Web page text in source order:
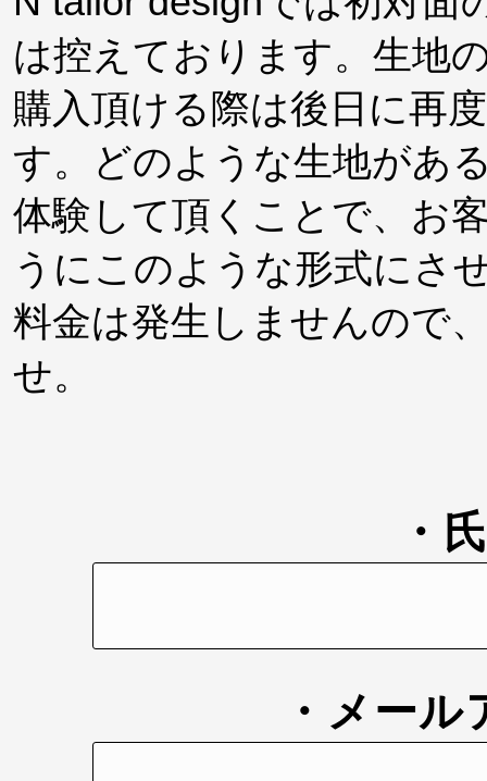
は控えております。生地
購入頂ける際は後日に再
す。どのような生地があ
体験して頂くことで、お
うにこのような形式にさ
料金は発生しませんので
せ。
・
・メー